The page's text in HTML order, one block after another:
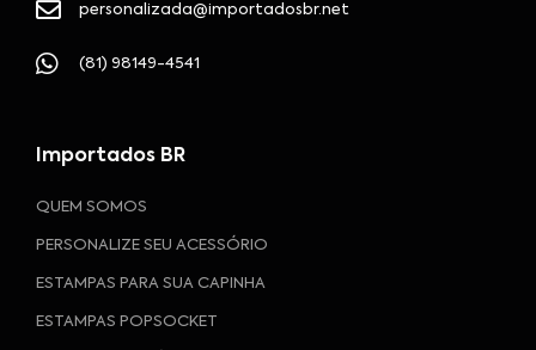
personalizada@importadosbr.net
(81) 98149-4541
Importados BR
QUEM SOMOS
PERSONALIZE SEU ACESSÓRIO
ESTAMPAS PARA SUA CAPINHA
ESTAMPAS POPSOCKET